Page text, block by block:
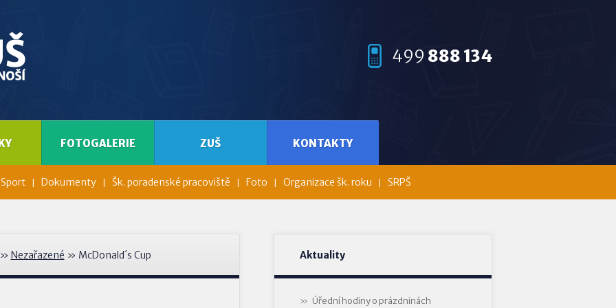
499 888 134
Sport Dokumenty Šk. poradenské pracoviště Foto Organizace šk. roku SRPŠ
FOTOGALERIE ZUŠ KONTAKTY
Nezařazené » McDonald´s Cup Aktuality
Úřední hodiny o prázdninách